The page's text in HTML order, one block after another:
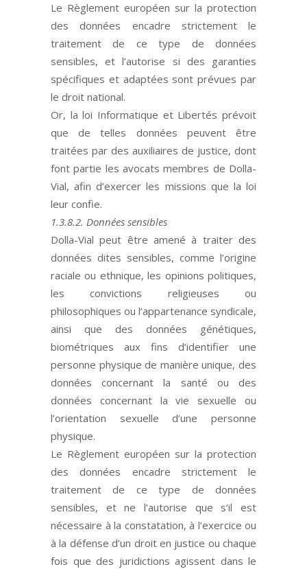
Le Règlement européen sur la protection
des données encadre strictement le
traitement de ce type de données
sensibles, et l’autorise si des garanties
spécifiques et adaptées sont prévues par
le droit national.
Or, la loi Informatique et Libertés prévoit
que de telles données peuvent être
traitées par des auxiliaires de justice, dont
font partie les avocats membres de Dolla-
Vial, afin d’exercer les missions que la loi
leur confie.
1.3.8.2. Données sensibles
Dolla-Vial peut être amené à traiter des
données dites sensibles, comme l’origine
raciale ou ethnique, les opinions politiques,
les convictions religieuses ou
philosophiques ou l’appartenance syndicale,
ainsi que des données génétiques,
biométriques aux fins d’identifier une
personne physique de manière unique, des
données concernant la santé ou des
données concernant la vie sexuelle ou
l’orientation sexuelle d’une personne
physique.
Le Règlement européen sur la protection
des données encadre strictement le
traitement de ce type de données
sensibles, et ne l’autorise que s’il est
nécessaire à la constatation, à l’exercice ou
à la défense d’un droit en justice ou chaque
fois que des juridictions agissent dans le